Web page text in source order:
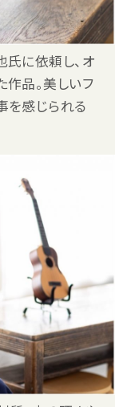
に依頼し、オ
品。美しいフ
を感じられる